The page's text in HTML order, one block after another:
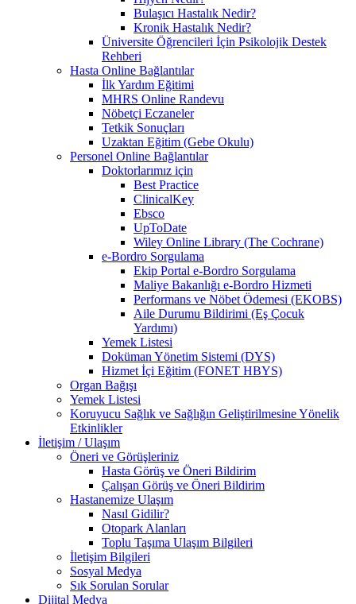
Bulaşıcı Hastalık Nedir?
Kronik Hastalık Nedir?
Üniversite Öğrencileri İçin Psikolojik Destek
Rehberi
Hasta Online Bağlantılar
İlk Yardım Eğitimi
MHRS Online Randevu
Nöbetçi Eczaneler
Tetkik Sonuçları
Uzaktan Eğitim (Gebe Okulu)
Personel Online Bağlantılar
Doktorlarımız için
Best Practice
ClinicalKey
Ebsco
UpToDate
Wiley Online Library (The Cochrane)
e-Bordro Sorgulama
Ekip Portal e-Bordro Sorgulama
Maliye Bakanlığı e-Bordro Hizmeti
Performans ve Nöbet Ödemesi (EKOBS)
Aile Durumu Bildirimi (Eş Çocuk
Yardımı)
Yemek Listesi
Doküman Yönetim Sistemi (DYS)
Hizmet İçi Eğitim (FONET HBYS)
Organ Bağışı
Yemek Listesi
Koruyucu Sağlık ve Sağlığın Geliştirilmesine Yönelik
Etkinlikler
İletişim / Ulaşım
Öneri ve Görüşleriniz
Hasta Görüş ve Öneri Bildirim
Çalışan Görüş ve Öneri Bildirim
Hastanemize Ulaşım
Nasıl Gidilir?
Otopark Alanları
Toplu Taşıma Ulaşım Bilgileri
İletişim Bilgileri
Sosyal Medya
Sık Sorulan Sorular
Dijital Medya